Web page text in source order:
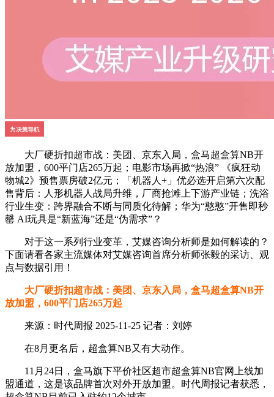
大厂硬折扣超市战：美团、京东入局，盒马超盒算NB开
放加盟，600平门店265万起；电影市场再掀“热浪” 《疯狂动
物城2》预售票房破2亿元；「机器人+」优必选开启第六次配
售背后：人形机器人战局升维，厂商抢滩上下游产业链；洗浴
行业生变：跨界融合不断与同质化待解；华为“憨憨”开售即秒
罄 AI玩具是“新蓝海”还是“伪需求”？
对于这一系列行业变革，艾媒咨询分析师是如何解读的？
下面请看各家主流媒体对艾媒咨询首席分析师张毅的采访、观
点与数据引用！
大厂硬折扣超市战：美团、京东入局，盒马超盒算NB开
放加盟，600平门店265万起
来源：时代周报 2025-11-25 记者：刘婷
在8月更名后，超盒算NB又有大动作。
11月24日，盒马旗下平价社区超市超盒算NB官网上线加
盟通道，这是该品牌首次对外开放加盟。时代周报记者获悉，